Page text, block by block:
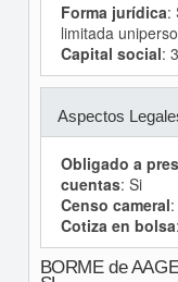
Forma jurídica:
limitada
Capital social:
Aspectos
Obligado a
cuentas: Si
Censo cameral
Cotiza en bolsa
BORME de